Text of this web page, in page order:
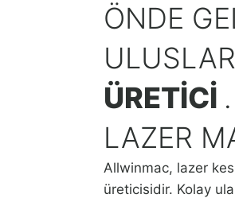
ÖNDE
ÜRETICI .
LAZER
Allwinmac, lazer
üreticisidir. Kolay